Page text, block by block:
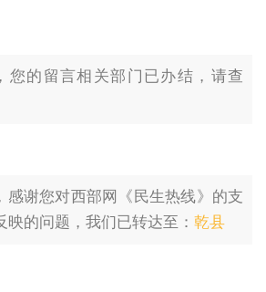
您的留言相关部门已办结，请查
感谢您对西部网《民生热线》的支
映的问题，我们已转达至： 乾县